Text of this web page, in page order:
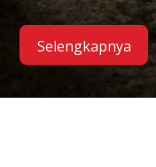
Selengkapnya